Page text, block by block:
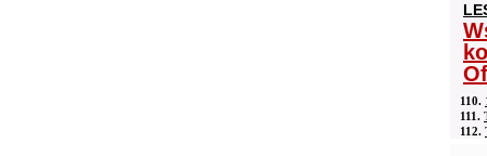
110.
111.
112.